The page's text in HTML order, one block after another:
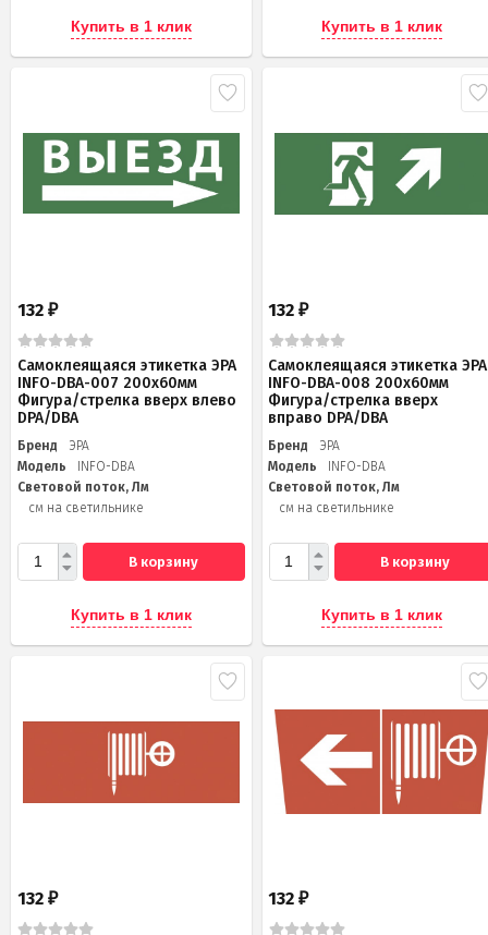
Купить в 1 клик Купить в 1 клик
132 ₽
Самоклеящаяся этикетка ЭРА
INFO-DBA-007 200х60мм
Фигура/стрелка вверх влево
DPA/DBA
Бренд
ЭРА
Модель
INFO-DBA
Световой поток, Лм
см на светильнике
В корзину
Купить в 1 клик
132₽
Самоклеящаяся этикетка ЭРА
INFO-DBA-008 200х60мм
Фигура/стрелка вверх
вправо DPA/DBA
Бренд
ЭРА
Модель
INFO-DBA
Световой поток, Лм
см на светильнике
В корзину
Купить в 1 клик
132 ₽ 132₽